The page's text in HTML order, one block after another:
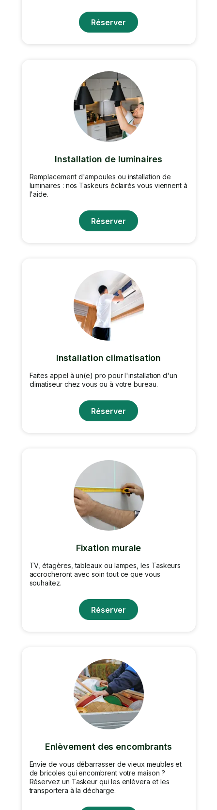
Réserver
Installation de luminaires
Remplacement d'ampoules ou installation de
luminaires : nos Taskeurs éclairés vous viennent à
l'aide.
Réserver
Installation climatisation
Faites appel à un(e) pro pour l'installation d'un
climatiseur chez vous ou à votre bureau.
Réserver
Fixation murale
TV, étagères, tableaux ou lampes, les Taskeurs
accrocheront avec soin tout ce que vous
souhaitez.
Réserver
Enlèvement des encombrants
Envie de vous débarrasser de vieux meubles et
de bricoles qui encombrent votre maison ?
Réservez un Taskeur qui les enlèvera et les
transportera à la décharge.